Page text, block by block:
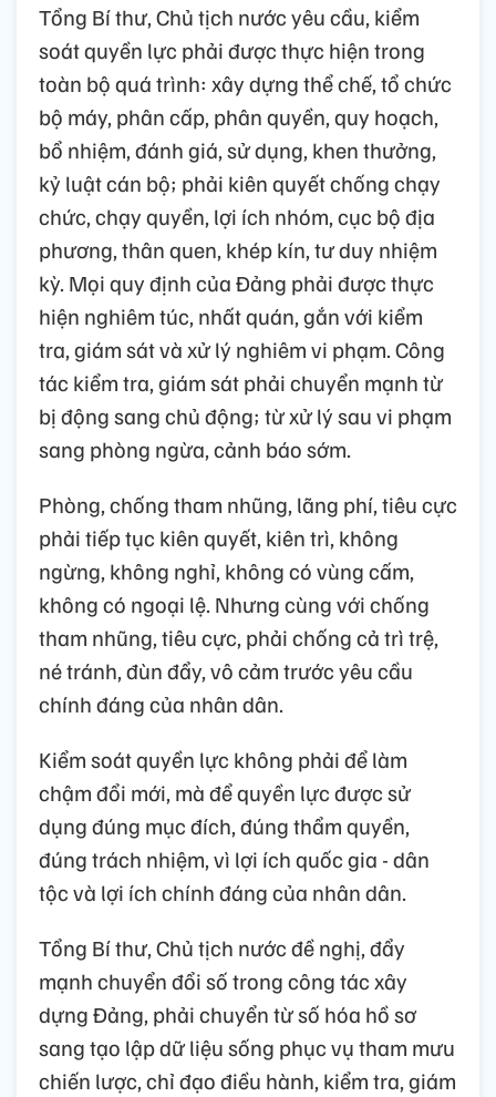
Tổng Bí thư, Chủ tịch nước yêu cầu, kiểm
soát quyền lực phải được thực hiện trong
toàn bộ quá trình: xây dựng thể chế, tổ chức
bộ máy, phân cấp, phân quyền, quy hoạch,
bổ nhiệm, đánh giá, sử dụng, khen thưởng,
kỷ luật cán bộ; phải kiên quyết chống chạy
chức, chạy quyền, lợi ích nhóm, cục bộ địa
phương, thân quen, khép kín, tư duy nhiệm
kỳ. Mọi quy định của Đảng phải được thực
hiện nghiêm túc, nhất quán, gắn với kiểm
tra, giám sát và xử lý nghiêm vi phạm. Công
tác kiểm tra, giám sát phải chuyển mạnh từ
bị động sang chủ động; từ xử lý sau vi phạm
sang phòng ngừa, cảnh báo sớm.
Phòng, chống tham nhũng, lãng phí, tiêu cực
phải tiếp tục kiên quyết, kiên trì, không
ngừng, không nghỉ, không có vùng cấm,
không có ngoại lệ. Nhưng cùng với chống
tham nhũng, tiêu cực, phải chống cả trì trệ,
né tránh, đùn đẩy, vô cảm trước yêu cầu
chính đáng của nhân dân.
Kiểm soát quyền lực không phải để làm
chậm đổi mới, mà để quyền lực được sử
dụng đúng mục đích, đúng thẩm quyền,
đúng trách nhiệm, vì lợi ích quốc gia - dân
tộc và lợi ích chính đáng của nhân dân.
Tổng Bí thư, Chủ tịch nước đề nghị, đẩy
mạnh chuyển đổi số trong công tác xây
dựng Đảng, phải chuyển từ số hóa hồ sơ
sang tạo lập dữ liệu sống phục vụ tham mưu
chiến lược, chỉ đạo điều hành, kiểm tra, giám